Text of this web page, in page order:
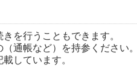
を行うこともできます。
通帳など）を持参ください。
しています。